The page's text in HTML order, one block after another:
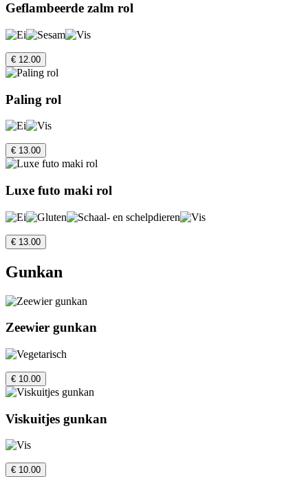
Geflambeerde zalm rol
€ 12.00
Paling rol
€ 13.00
Luxe futo maki rol
€ 13.00
Gunkan
Zeewier gunkan
€ 10.00
Viskuitjes gunkan
€ 10.00